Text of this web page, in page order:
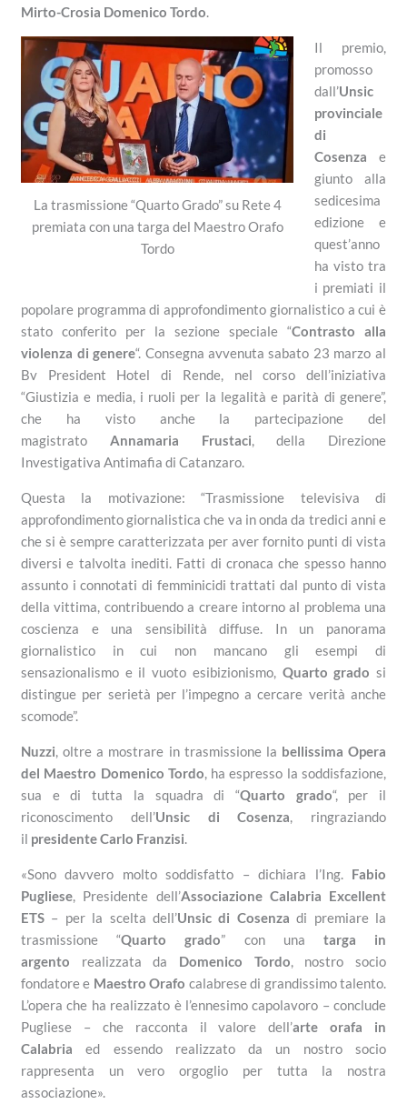
Mirto-Crosia Domenico Tordo.
La trasmissione “Quarto Grado” su Rete 4
premiata con una targa del Maestro Orafo
Tordo
Il premio,
promosso
dall’Unsic
provinciale
di
Cosenza e
giunto alla
sedicesima
edizione e
quest’anno
ha visto tra
i premiati il
popolare programma di approfondimento giornalistico a cui è
stato conferito per la sezione speciale “Contrasto alla
violenza di genere“. Consegna avvenuta sabato 23 marzo al
Bv President Hotel di Rende, nel corso dell’iniziativa
“Giustizia e media, i ruoli per la legalità e parità di genere”,
che ha visto anche la partecipazione del
magistrato Annamaria Frustaci, della Direzione
Investigativa Antimafia di Catanzaro.
Questa la motivazione: “Trasmissione televisiva di
approfondimento giornalistica che va in onda da tredici anni e
che si è sempre caratterizzata per aver fornito punti di vista
diversi e talvolta inediti. Fatti di cronaca che spesso hanno
assunto i connotati di femminicidi trattati dal punto di vista
della vittima, contribuendo a creare intorno al problema una
coscienza e una sensibilità diffuse. In un panorama
giornalistico in cui non mancano gli esempi di
sensazionalismo e il vuoto esibizionismo, Quarto grado si
distingue per serietà per l’impegno a cercare verità anche
scomode”.
Nuzzi, oltre a mostrare in trasmissione la bellissima Opera
del Maestro Domenico Tordo, ha espresso la soddisfazione,
sua e di tutta la squadra di “Quarto grado“, per il
riconoscimento dell’Unsic di Cosenza, ringraziando
il presidente Carlo Franzisi.
«Sono davvero molto soddisfatto – dichiara l’Ing. Fabio
Pugliese, Presidente dell’Associazione Calabria Excellent
ETS – per la scelta dell’Unsic di Cosenzadi premiare la
trasmissione “Quarto grado” con una targa in
argento realizzata da Domenico Tordo, nostro socio
fondatore e Maestro Orafo calabrese di grandissimo talento.
L’opera che ha realizzato è l’ennesimo capolavoro – conclude
Pugliese – che racconta il valore dell’arte orafa in
Calabriaed essendo realizzato da un nostro socio
rappresenta un vero orgoglio per tutta la nostra
associazione».